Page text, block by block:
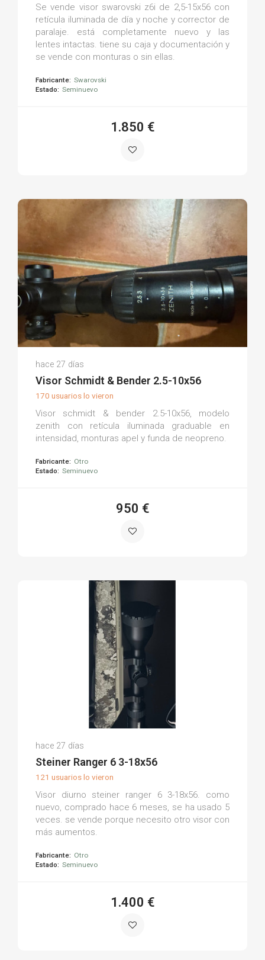
Se vende visor swarovski z6i de 2,5-15x56 con
retícula iluminada de día y noche y corrector de
paralaje. está completamente nuevo y las
lentes intactas. tiene su caja y documentación y
se vende con monturas o sin ellas.
Fabricante: Swarovski
Estado: Seminuevo
1.850 €
Carlos T.
(0)
hace 27 días
Visor Schmidt & Bender 2.5-10x56
170 usuarios lo vieron
Visor schmidt & bender 2.5-10x56, modelo
zenith con retícula iluminada graduable en
intensidad, monturas apel y funda de neopreno.
Fabricante: Otro
Estado: Seminuevo
950 €
Antonio Jesús F.
(0)
hace 27 días
Steiner Ranger 6 3-18x56
121 usuarios lo vieron
Visor diurno steiner ranger 6 3-18x56. como
nuevo, comprado hace 6 meses, se ha usado 5
veces. se vende porque necesito otro visor con
más aumentos.
Fabricante: Otro
Estado: Seminuevo
1.400 €